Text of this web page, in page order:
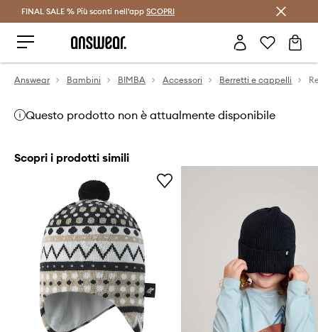
Risparmia con Answear Club >
FINAL SALE % Più sconti nell'app SCOPRI
Answear Bambini BIMBA Accessori Berretti e cappelli
Questo prodotto non è attualmente disponibile
Scopri i prodotti simili